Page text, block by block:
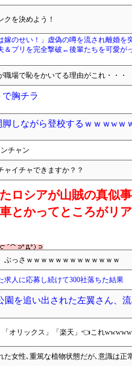
クを決めよう！
嫁のせい！」虚偽の噂を流され離婚を
＆プリを完全撃破←後輩たちを可愛が
場で恥をかいてる理由がこれ・・・
で胸チラ
脚しながら登校するｗｗｗw
チャン
ャイチャできますか？？
ロシアが山賊の真似
とかってところがリ
ぶっさｗｗｗｗｗｗｗｗｗｗｗｗｗ
人に応募し続けて300社落ちた結果
園を追い出された左翼さん、
オリックス」「楽天」👈これ
た女性､重篤な植物状態だが､意識は正